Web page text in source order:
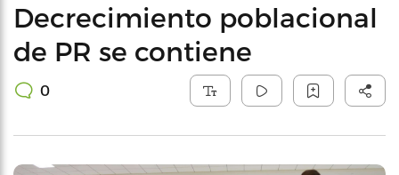
Decrecimiento poblacional
de PR se contiene
0